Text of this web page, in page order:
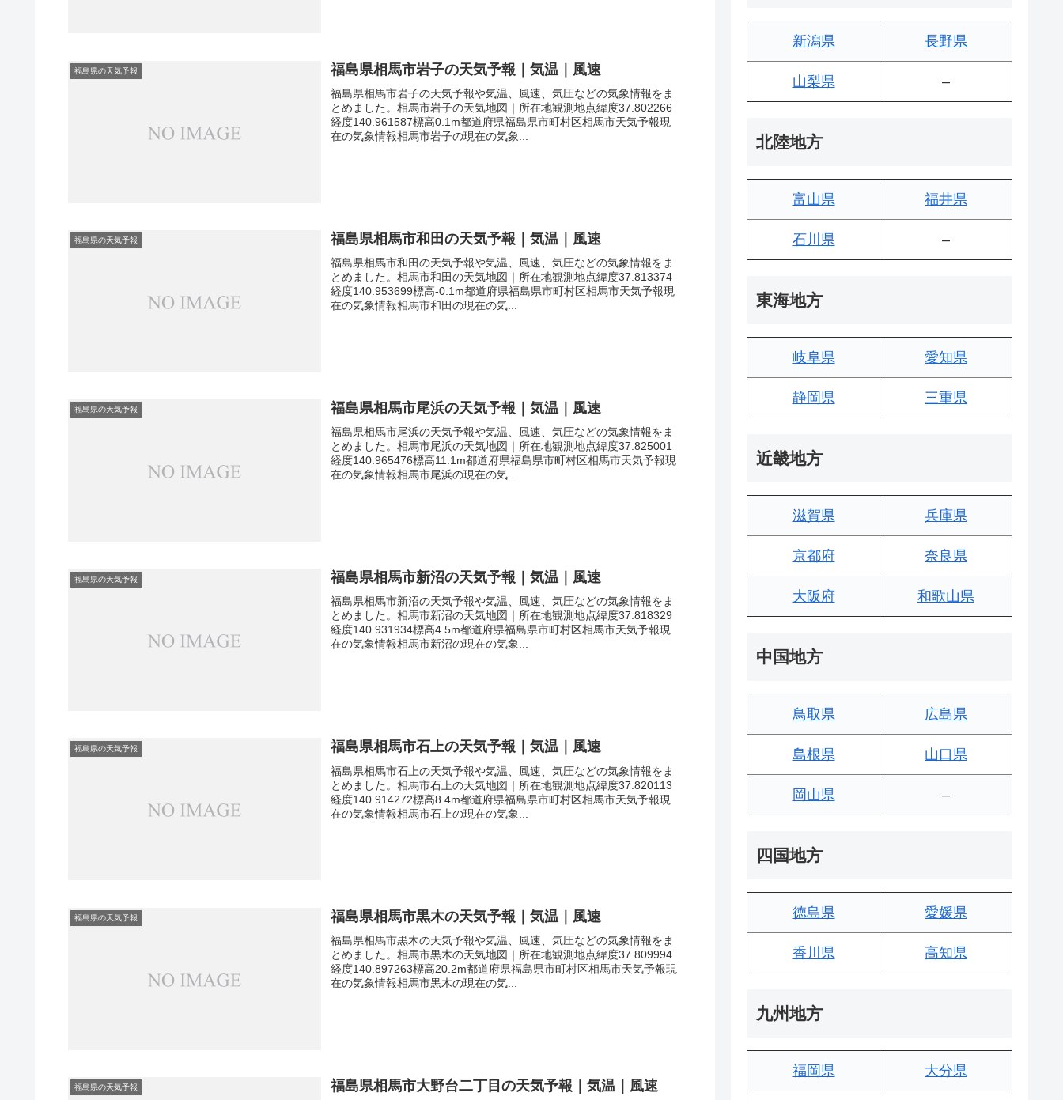
福島県の天気予報 福島県相馬市岩子の天気予報｜気温｜風速
福島県相馬市岩子の天気予報や気温、風速、気圧などの気象情報をま
とめました。相馬市岩子の天気地図｜所在地観測地点緯度37.802266
経度140.961587標高0.1m都道府県福島県市町村区相馬市天気予報現
在の気象情報相馬市岩子の現在の気象...
福島県の天気予報 福島県相馬市和田の天気予報｜気温｜風速
福島県相馬市和田の天気予報や気温、風速、気圧などの気象情報をま
とめました。相馬市和田の天気地図｜所在地観測地点緯度37.813374
経度140.953699標高-0.1m都道府県福島県市町村区相馬市天気予報現
在の気象情報相馬市和田の現在の気...
福島県の天気予報 福島県相馬市尾浜の天気予報｜気温｜風速
福島県相馬市尾浜の天気予報や気温、風速、気圧などの気象情報をま
とめました。相馬市尾浜の天気地図｜所在地観測地点緯度37.825001
経度140.965476標高11.1m都道府県福島県市町村区相馬市天気予報現
在の気象情報相馬市尾浜の現在の気...
福島県の天気予報 福島県相馬市新沼の天気予報｜気温｜風速
福島県相馬市新沼の天気予報や気温、風速、気圧などの気象情報をま
とめました。相馬市新沼の天気地図｜所在地観測地点緯度37.818329
経度140.931934標高4.5m都道府県福島県市町村区相馬市天気予報現
在の気象情報相馬市新沼の現在の気象...
福島県の天気予報 福島県相馬市石上の天気予報｜気温｜風速
福島県相馬市石上の天気予報や気温、風速、気圧などの気象情報をま
とめました。相馬市石上の天気地図｜所在地観測地点緯度37.820113
経度140.914272標高8.4m都道府県福島県市町村区相馬市天気予報現
在の気象情報相馬市石上の現在の気象...
福島県の天気予報 福島県相馬市黒木の天気予報｜気温｜風速
福島県相馬市黒木の天気予報や気温、風速、気圧などの気象情報をま
とめました。相馬市黒木の天気地図｜所在地観測地点緯度37.809994
経度140.897263標高20.2m都道府県福島県市町村区相馬市天気予報現
在の気象情報相馬市黒木の現在の気...
福島県の天気予報 福島県相馬市大野台二丁目の天気予報｜気温｜風速
新潟県 長野県
山梨県 –
北陸地方
富山県 福井県
石川県 –
東海地方
岐阜県 愛知県
静岡県 三重県
近畿地方
滋賀県 兵庫県
京都府 奈良県
大阪府 和歌山県
中国地方
鳥取県 広島県
島根県 山口県
岡山県 –
四国地方
徳島県 愛媛県
香川県 高知県
九州地方
福岡県 大分県